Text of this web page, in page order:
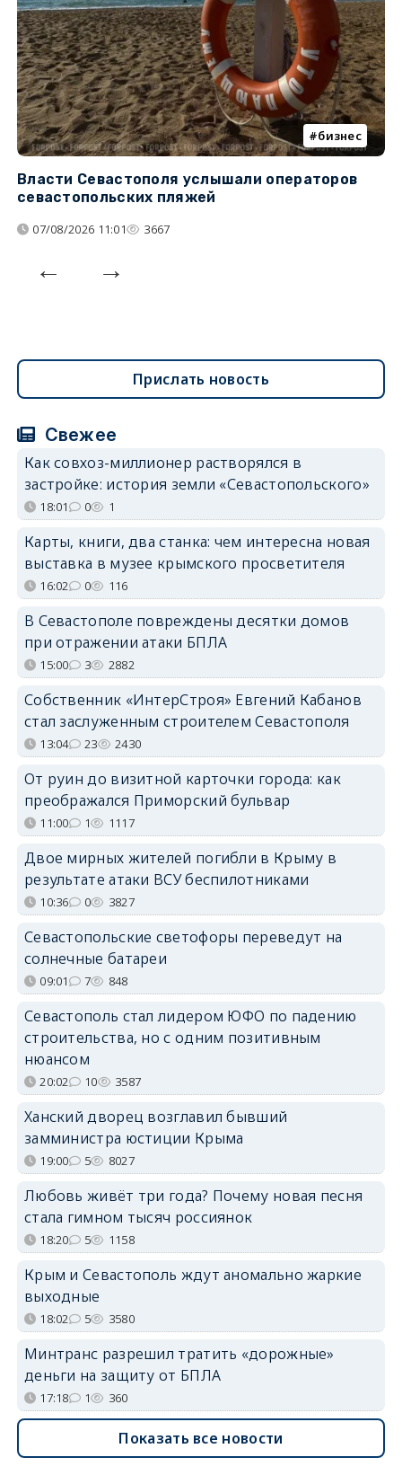
бизнес
Власти Севастополя услышали операторов
севастопольских пляжей
07/08/2026 11:01 3667
Прислать новость
Свежее
Как совхоз-миллионер растворялся в
застройке: история земли «Севастопольского»
18:01 0 1
Карты, книги, два станка: чем интересна новая
выставка в музее крымского просветителя
16:02 0 116
В Севастополе повреждены десятки домов
при отражении атаки БПЛА
15:00 3 2882
Собственник «ИнтерСтроя» Евгений Кабанов
стал заслуженным строителем Севастополя
13:04 23 2430
От руин до визитной карточки города: как
преображался Приморский бульвар
11:00 1 1117
Двое мирных жителей погибли в Крыму в
результате атаки ВСУ беспилотниками
10:36 0 3827
Севастопольские светофоры переведут на
солнечные батареи
09:01 7 848
Севастополь стал лидером ЮФО по падению
строительства, но с одним позитивным
нюансом
20:02 10 3587
Ханский дворец возглавил бывший
замминистра юстиции Крыма
19:00 5 8027
Любовь живёт три года? Почему новая песня
стала гимном тысяч россиянок
18:20 5 1158
Крым и Севастополь ждут аномально жаркие
выходные
18:02 5 3580
Минтранс разрешил тратить «дорожные»
деньги на защиту от БПЛА
17:18 1 360
Показать все новости